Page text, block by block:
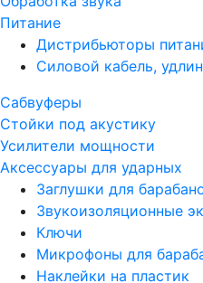
Питание
Дистрибьюторы
Силовой кабель,
Сабвуферы
Стойки под акустику
Усилители мощности
Аксессуары для ударных
Заглушки для
Звукоизоляционные
Ключи
Микрофоны для
Наклейки на пластик